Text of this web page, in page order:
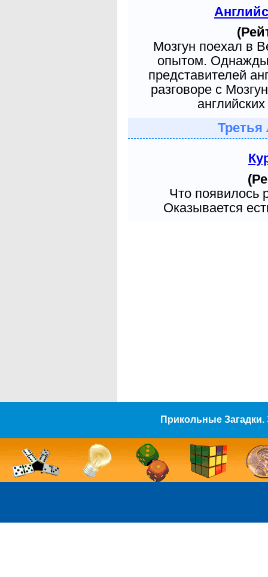
Мозгун поехал в
опытом. Однажды
представителей
разговоре с
Третья
Что появилось
Оказывается
Прикольные